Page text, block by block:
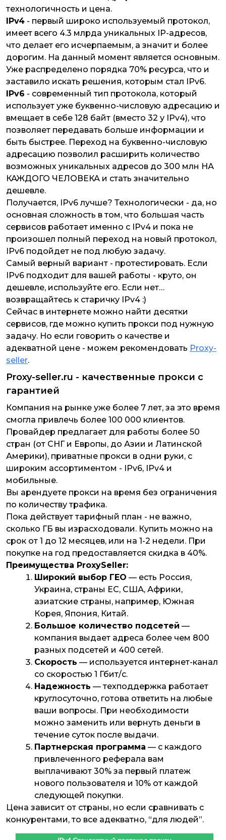
технологичность и цена.
IPv4 - первый широко используемый протокол,
имеет всего 4.3 млрда уникальных IP-адресов,
что делает его исчерпаемым, а значит и более
дорогим. На данный момент является основным.
Уже распределено порядка 70% ресурса, что и
заставило искать решения, которым стал IPv6.
IPv6 - современный тип протокола, который
использует уже буквенно-числовую адресацию и
вмещает в себе 128 байт (вместо 32 у IPv4), что
позволяет передавать больше информации и
быть быстрее. Переход на буквенно-числовую
адресацию позволил расширить количество
возможных уникальных адресов до 300 млн НА
КАЖДОГО ЧЕЛОВЕКА и стать значительно
дешевле.
Получается, IPv6 лучше? Технологически - да, но
основная сложность в том, что большая часть
сервисов работает именно с IPv4 и пока не
произошел полный переход на новый протокол,
IPv6 подойдет не под любую задачу.
Самый верный вариант - протестировать. Если
IPv6 подходит для вашей работы - круто, он
дешевле, используйте его. Если нет…
возвращайтесь к старичку IPv4 :)
Сейчас в интернете можно найти десятки
сервисов, где можно купить прокси под нужную
задачу. Но если говорить о качестве и
адекватной цене - можем рекомендовать Proxy-
seller.
Proxy-seller.ru - качественные прокси с
гарантией
Компания на рынке уже более 7 лет, за это время
смогла привлечь более 100 000 клиентов.
Провайдер предлагает для работы более 50
стран (от СНГ и Европы, до Азии и Латинской
Америки), приватные прокси в одни руки, с
широким ассортиментом - IPv6, IPv4 и
мобильные.
Вы арендуете прокси на время без ограничения
по количеству трафика.
Пока действует тарифный план - не важно,
сколько ГБ вы израсходовали. Купить можно на
срок от 1 до 12 месяцев, или на 1-2 недели. При
покупке на год предоставляется скидка в 40%.
Преимущества ProxySeller:
Широкий выбор ГЕО — есть Россия,
Украина, страны ЕС, США, Африки,
азиатские страны, например, Южная
Корея, Япония, Китай.
Большое количество подсетей —
компания выдает адреса более чем 800
разных подсетей и 400 сетей.
Скорость — используется интернет-канал
со скоростью 1 Гбит/с.
Надежность — техподдержка работает
круглосуточно, готова ответить на любые
ваши вопросы. При необходимости
можно заменить или вернуть деньги в
течение суток после выдачи.
Партнерская программа — с каждого
привлеченного реферала вам
выплачивают 30% за первый платеж
нового пользователя и 10% от каждой
следующей покупки.
Цена зависит от страны, но если сравнивать с
конкурентами, то все адекватно, “для людей”.